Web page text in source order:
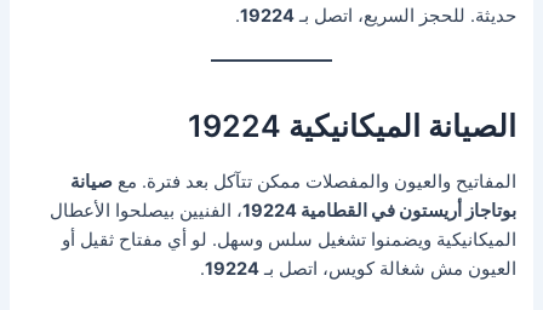
حديثة. للحجز السريع، اتصل بـ19224
.
الصيانة الميكانيكية 19224
المفاتيح والعيون والمفصلات ممكن تتآكل بعد فترة. معصيانة
بوتاجاز أريستون في القطامية 19224
، الفنيين بيصلحوا الأعطال
الميكانيكية ويضمنوا تشغيل سلس وسهل. لو أي مفتاح ثقيل أو
العيون مش شغالة كويس، اتصل بـ19224
.